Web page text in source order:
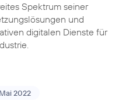
Spektrum seiner
und
digitalen Dienste für
2022